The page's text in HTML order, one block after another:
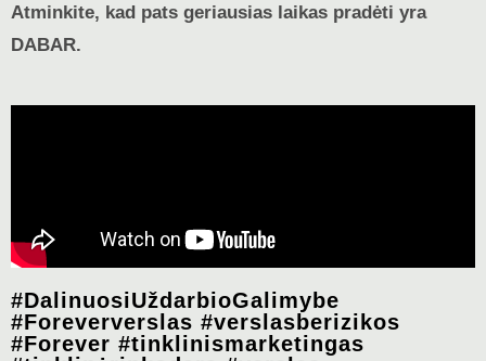
Atminkite, kad pats geriausias laikas pradėti yra
DABAR.
#DalinuosiUždarbioGalimybe
#Foreververslas #verslasberizikos
#Forever #tinklinismarketingas